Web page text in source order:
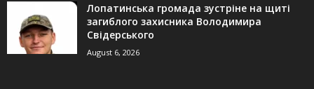
Лопатинська громада зустріне на щиті
загиблого захисника Володимира
Свідерського
August 6, 2026